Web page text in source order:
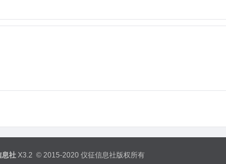
息社 X3.2 © 2015-2020 仪征信息社版权所有